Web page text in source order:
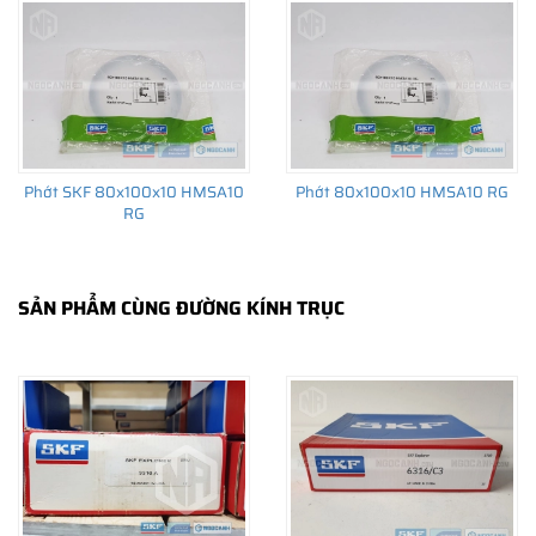
trường thay thế sau đó.
Phớt SKF 80x100x10 HMSA10
RG
Phớt 80x100x10 HMSA10 RG
SẢN PHẨM CÙNG ĐƯỜNG KÍNH TRỤC